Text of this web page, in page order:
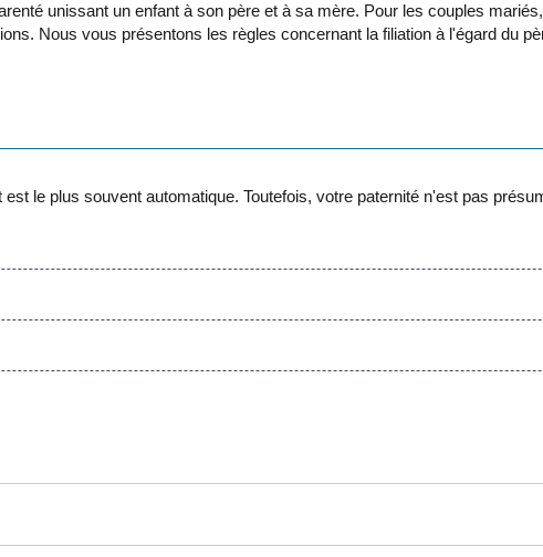
unissant un enfant à son père et à sa mère. Pour les couples
Nous vous présentons les règles concernant la filiation à l'égard du
le plus souvent automatique. Toutefois, votre paternité n'est pas